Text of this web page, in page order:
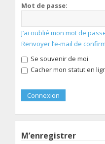
Mot de passe:
J’ai oublié mon mot de
Renvoyer l’e-mail de
Se souvenir de moi
Cacher mon statut en
M’enregistrer